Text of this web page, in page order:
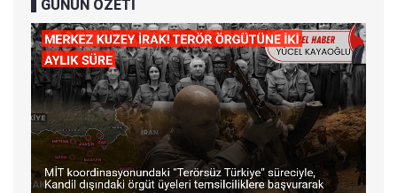
GÜNÜN ÖZETİ